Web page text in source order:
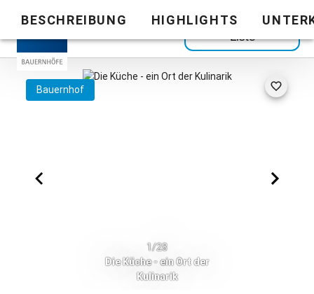
Zurück zur
Liste
BESCHREIBUNG HIGHLIGHTS
Bauernhof
1/28
Die Küche - ein Ort der
Kulinarik